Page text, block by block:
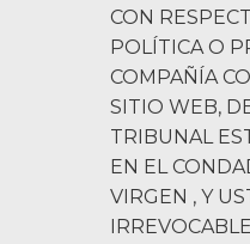
CON
POLÍTICA O
COMPAÑÍA
SITIO WEB,
TRIBUNAL
EN EL
VIRGEN , Y